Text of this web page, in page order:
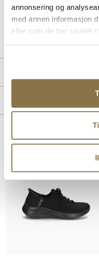
annonsering og
med annen informasjon
eller som de har samlet
både støtte og stil. Ideell for
Art. nr 32157408